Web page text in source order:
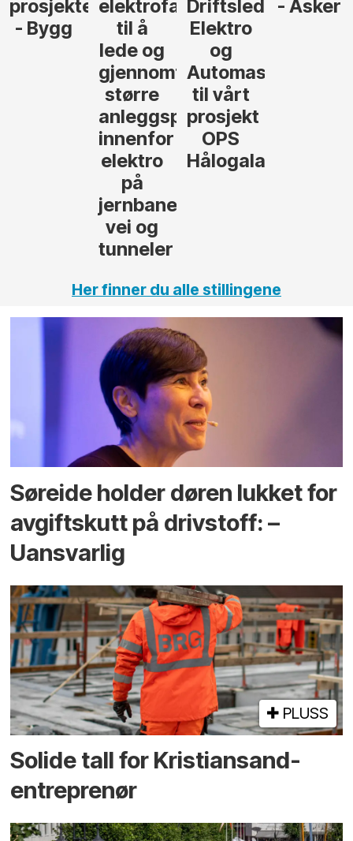
prosjekteringsleder
- Bygg
elektrofagfolk
til å
lede og
gjennomføre
større
anleggsprosjekter
innenfor
elektro
på
jernbane,
vei og
tunneler
Driftsleder
Elektro
og
Automasjon
til vårt
prosjekt
OPS
Hålogalandsvegen
- Asker
Her finner du alle stillingene
Søreide holder døren lukket for
avgiftskutt på drivstoff: –
Uansvarlig
PLUSS
Solide tall for Kristiansand-
entreprenør